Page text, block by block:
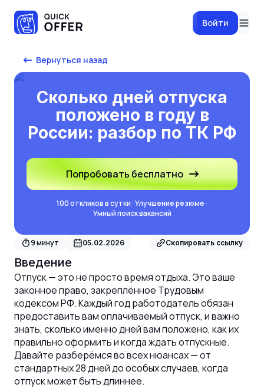
Войти
Вернуться назад
Сколько дней отпуска
положено в году в
России: разбор по ТК РФ
Попробовать бесплатно
100 откликов в сутки · Улучшение резюме ·
Умный поиск вакансий
9минут 05.02.2026 Скопировать ссылку
Введение
Отпуск — это не просто время отдыха. Это ваше
законное право, закреплённое Трудовым
кодексом РФ. Каждый год работодатель обязан
предоставить вам оплачиваемый отпуск, и важно
знать, сколько именно дней вам положено, как их
правильно оформить и когда ждать отпускные.
Давайте разберёмся во всех нюансах — от
стандартных 28 дней до особых случаев, когда
отпуск может быть длиннее.